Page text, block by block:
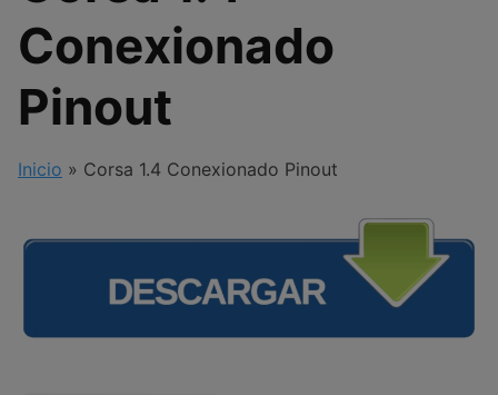
Conexionado
Pinout
Inicio » Corsa 1.4 Conexionado Pinout